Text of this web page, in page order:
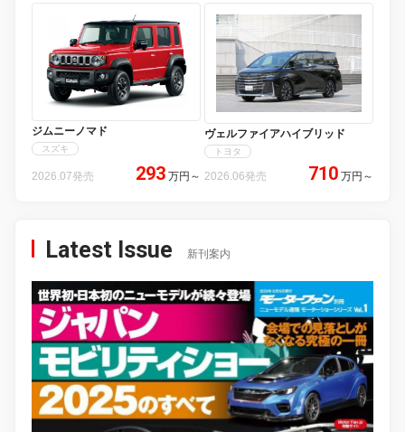
ジムニーノマド
スズキ
2026.07発売 293 万円 ～
ヴェルファイアハイブリッド
トヨタ
2026.06発売 710 万円 ～
Latest Issue 新刊案内